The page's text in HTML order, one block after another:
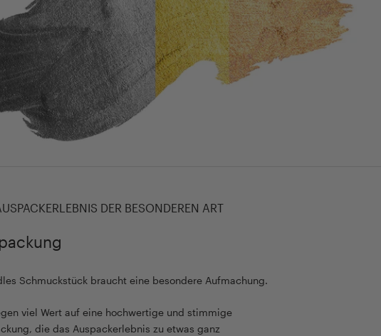
DER BESONDEREN ART
Schmuckstück braucht eine besondere Aufmachung.
viel Wert auf eine hochwertige und stimmige
die das Auspackerlebnis zu etwas ganz